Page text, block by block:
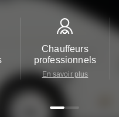
Chauffeurs
professionnels
En savoir plus